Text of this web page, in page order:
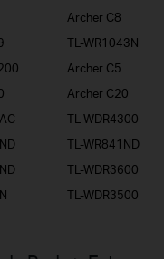
Archer C8
TL-WR1043N
Archer C5
Archer C20
TL-WDR4300
TL-WR841ND
TL-WDR3600
TL-WDR3500